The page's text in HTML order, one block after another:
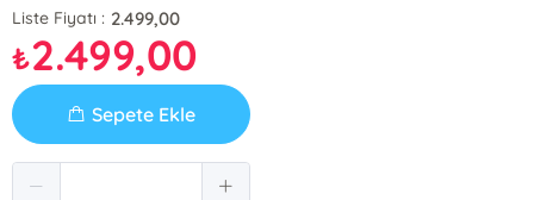
Liste Fiyatı : 2.499,00
₺2.499,00
Sepete Ekle